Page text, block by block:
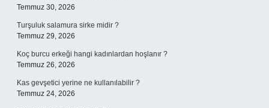
Temmuz 30, 2026
Turşuluk salamura sirke midir ?
Temmuz 29, 2026
Koç burcu erkeği hangi kadınlardan hoşlanır ?
Temmuz 26, 2026
Kas gevşetici yerine ne kullanılabilir ?
Temmuz 24, 2026